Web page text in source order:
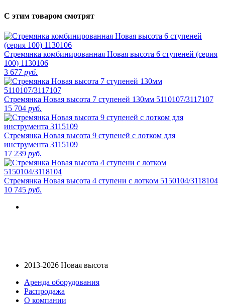
С этим товаром смотрят
Стремянка комбинированная Новая высота 6 ступеней (серия
100) 1130106
3 677 руб.
Стремянка Новая высота 7 ступеней 130мм 5110107/3117107
15 704 руб.
Стремянка Новая высота 9 ступеней с лотком для
инструмента 3115109
17 239 руб.
Стремянка Новая высота 4 ступени с лотком 5150104/3118104
10 745 руб.
2013-2026 Новая высота
Аренда оборудования
Распродажа
О компании